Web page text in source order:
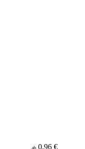
ab 0,96 €